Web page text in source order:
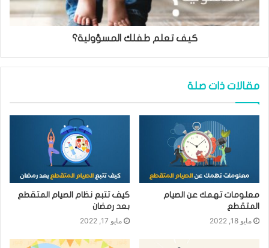
كيف تعلم طفلك المسؤولية؟
مقالات ذات صلة
معلومات تهمك عن الصيام
المتقطع
مايو 18, 2022
كيف تتبع نظام الصيام المتقطع
بعد رمضان
مايو 17, 2022